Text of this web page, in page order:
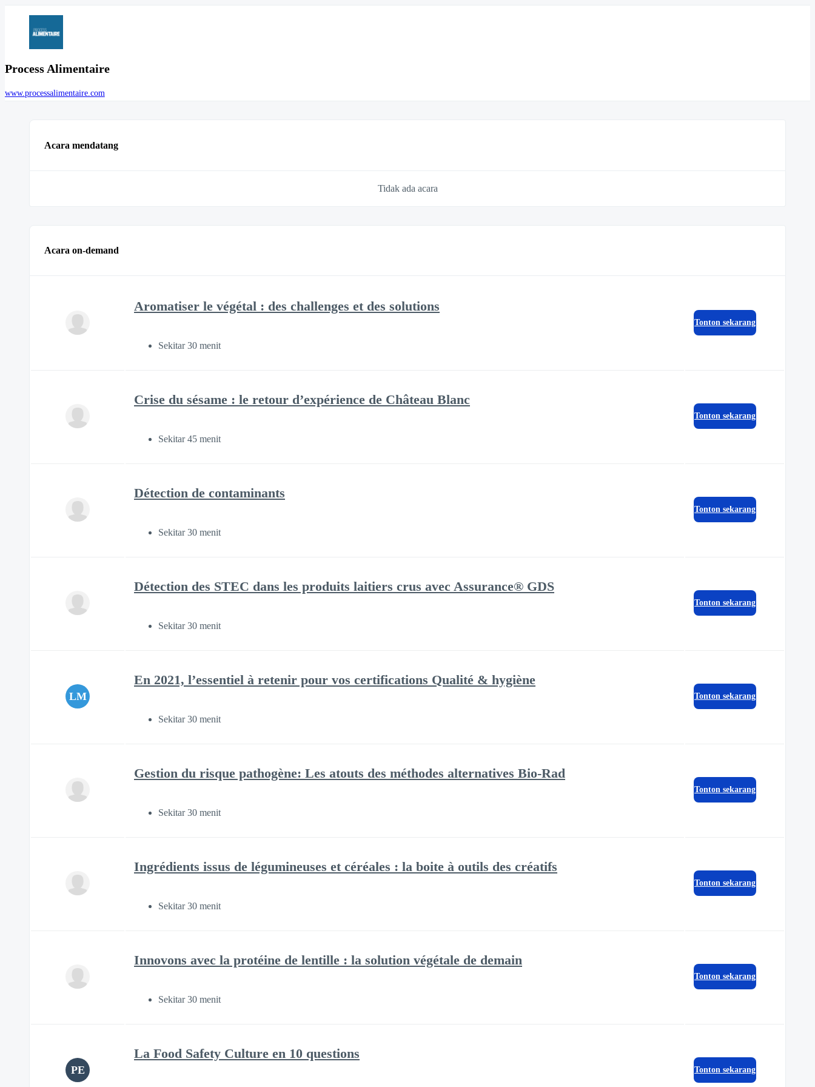
Process Alimentaire
www.processalimentaire.com
Acara mendatang
Tidak ada acara
Acara on-demand
Aromatiser le végétal : des challenges et des solutions
Sekitar 30 menit
Tonton sekarang
Crise du sésame : le retour d’expérience de Château Blanc
Sekitar 45 menit
Tonton sekarang
Détection de contaminants
Sekitar 30 menit
Tonton sekarang
Détection des STEC dans les produits laitiers crus avec Assurance® GDS
Sekitar 30 menit
Tonton sekarang
LM
En 2021, l’essentiel à retenir pour vos certifications Qualité & hygiène
Sekitar 30 menit
Tonton sekarang
Gestion du risque pathogène: Les atouts des méthodes alternatives Bio-Rad
Sekitar 30 menit
Tonton sekarang
Ingrédients issus de légumineuses et céréales : la boite à outils des créatifs
Sekitar 30 menit
Tonton sekarang
Innovons avec la protéine de lentille : la solution végétale de demain
Sekitar 30 menit
Tonton sekarang
PE
La Food Safety Culture en 10 questions
Tonton sekarang